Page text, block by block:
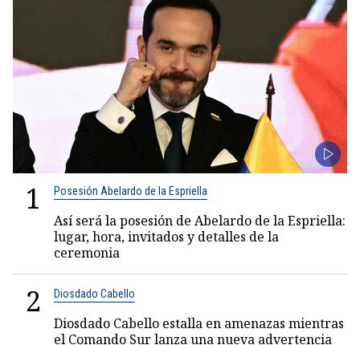
1 Posesión Abelardo de la Espriella
Así será la posesión de Abelardo de la Espriella:
lugar, hora, invitados y detalles de la
ceremonia
2 Diosdado Cabello
Diosdado Cabello estalla en amenazas mientras
el Comando Sur lanza una nueva advertencia